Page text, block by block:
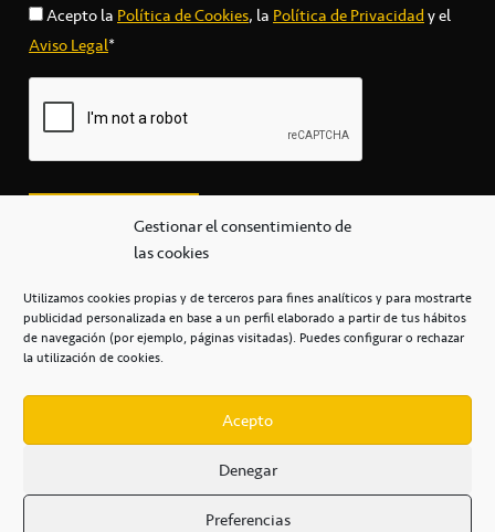
Gestionar el consentimiento de
las cookies
Utilizamos cookies propias y de terceros para fines analíticos y para mostrarte
publicidad personalizada en base a un perfil elaborado a partir de tus hábitos
de navegación (por ejemplo, páginas visitadas). Puedes configurar o rechazar
la utilización de cookies.
Acepto
Denegar
Preferencias
Acepto laPolítica de Cookies, laPolítica de Privacidady el
Aviso Legal*
secretaria@cbcanarias.es
+34 922 253 684
Casa del Deporte / 38108 – La Laguna
POLÍTICA DE PRIVACIDAD / POLÍTICA DE COOKIES /
AVISO LEGAL / CONDICIONES